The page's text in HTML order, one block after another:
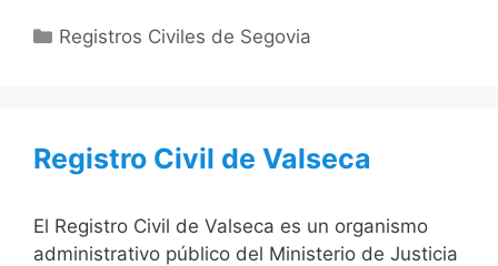
Categorías
Registros Civiles de Segovia
Registro Civil de Valseca
El Registro Civil de Valseca es un organismo
administrativo público del Ministerio de Justicia